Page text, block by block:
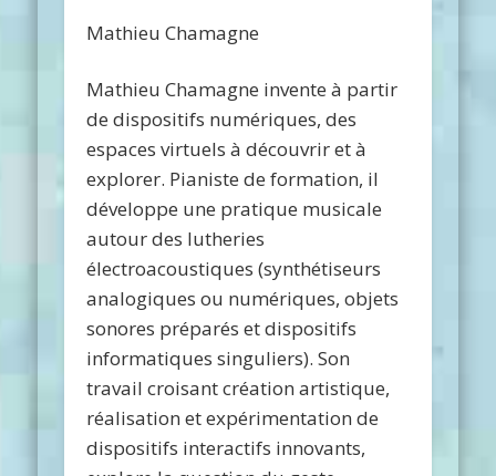
Mathieu Chamagne
Mathieu Chamagne invente à partir
de dispositifs numériques, des
espaces virtuels à découvrir et à
explorer. Pianiste de formation, il
développe une pratique musicale
autour des lutheries
électroacoustiques (synthétiseurs
analogiques ou numériques, objets
sonores préparés et dispositifs
informatiques singuliers). Son
travail croisant création artistique,
réalisation et expérimentation de
dispositifs interactifs innovants,